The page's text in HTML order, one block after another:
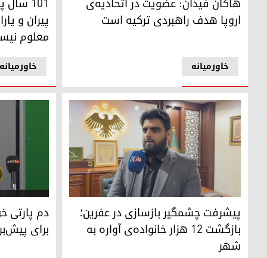
خاورمیانه
اروپا هدف راهبردی ترکیه است
خاورمیانه
پیران و
معلوم
خیرو داود مدیر شهر عفرین
پیشرفت چشمگیر بازسازی در عفرین؛
بازگشت ۱۲ هزار خانواده‌ی آواره به
شهر
دم پارتی
دم پارتی
برای